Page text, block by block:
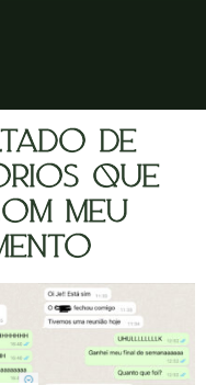
de
que
meu